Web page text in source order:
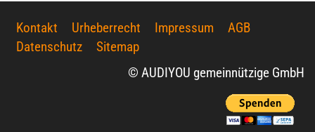
Kontakt Urheberrecht Impressum
AGB
Datenschutz
Sitemap
© AUDIYOU gemeinnützige GmbH